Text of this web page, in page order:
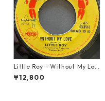
Little Roy - Without My Lov
e【7-21990】
¥12,800